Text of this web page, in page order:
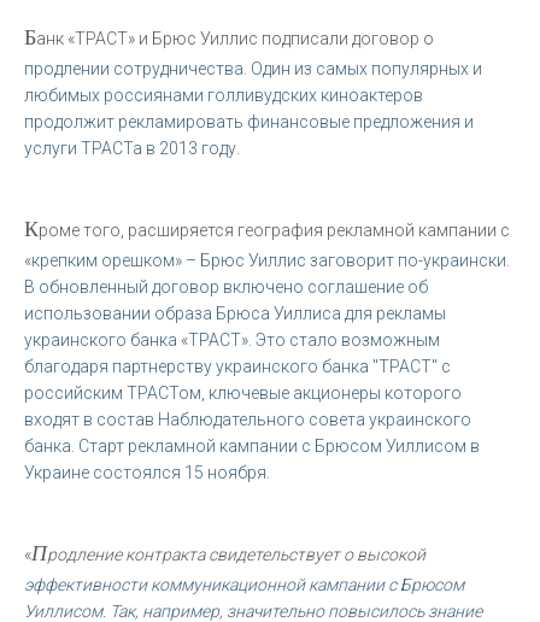
Банк «ТРАСТ» и Брюс Уиллис подписали договор о
продлении сотрудничества. Один из самых популярных и
любимых россиянами голливудских киноактеров
продолжит рекламировать финансовые предложения и
услуги ТРАСТа в 2013 году.
Кроме того, расширяется география рекламной кампании с
«крепким орешком» – Брюс Уиллис заговорит по-украински.
В обновленный договор включено соглашение об
использовании образа Брюса Уиллиса для рекламы
украинского банка «ТРАСТ». Это стало возможным
благодаря партнерству украинского банка "ТРАСТ" с
российским ТРАСТом, ключевые акционеры которого
входят в состав Наблюдательного совета украинского
банка. Старт рекламной кампании с Брюсом Уиллисом в
Украине состоялся 15 ноября.
«Продление контракта свидетельствует о высокой
эффективности коммуникационной кампании с Брюсом
Уиллисом. Так, например, значительно повысилось знание